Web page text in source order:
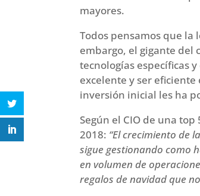
mayores.
Todos pensamos que la
embargo, el gigante del
tecnologías específicas
excelente y ser
inversión inicial les ha
Según el CIO de una
2018: “El crecimiento de
sigue gestionando como
en volumen de
regalos de navidad que